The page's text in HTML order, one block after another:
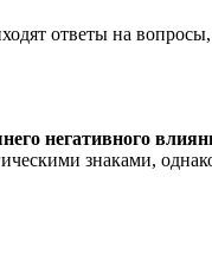
ответы на
негативного
знаками,